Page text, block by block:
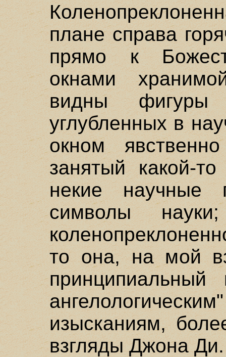
плане справа
прямо к
окнами
видны
углубленных в
окном
занятый какой-
некие
символы
то она, на мой
изысканиям,
взгляды Джона Ди.